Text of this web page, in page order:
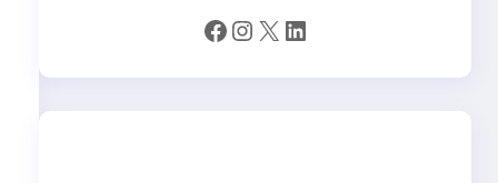
Facebook Instagram X LinkedIn